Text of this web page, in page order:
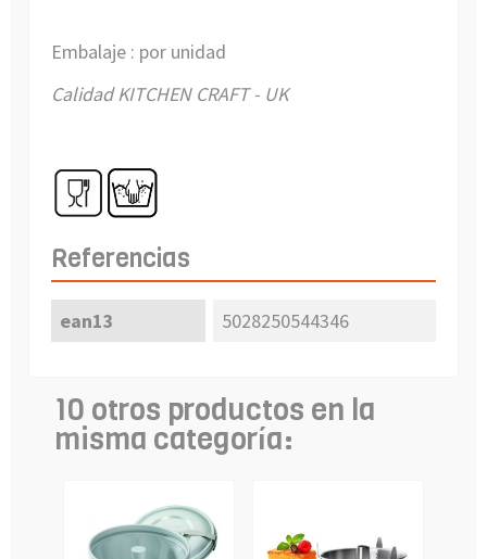
Embalaje : por unidad
Calidad KITCHEN CRAFT - UK
Referencias
ean13 5028250544346
10 otros productos en la
misma categoría: